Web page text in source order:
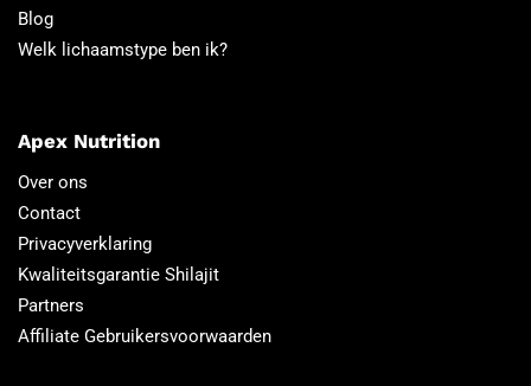
Blog
Welk lichaamstype ben ik?
Apex Nutrition
Over ons
Contact
Privacyverklaring
Kwaliteitsgarantie Shilajit
Partners
Affiliate Gebruikersvoorwaarden